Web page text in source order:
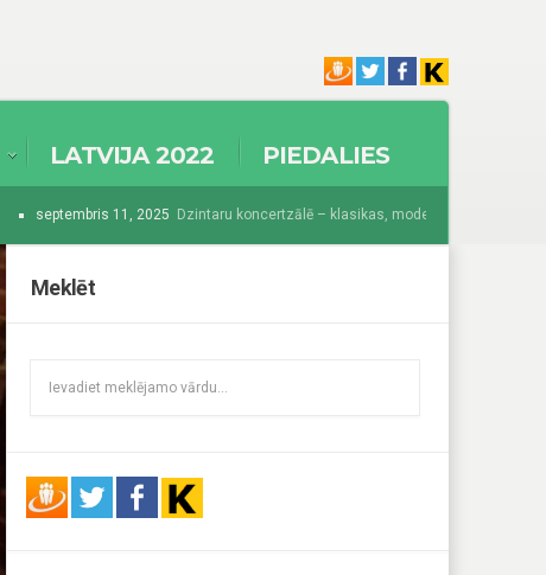
LATVIJA 2022 PIEDALIES
septembris 11, 2025 Dzintaru koncertzālē – klasikas, modernisma un džeza
Meklēt